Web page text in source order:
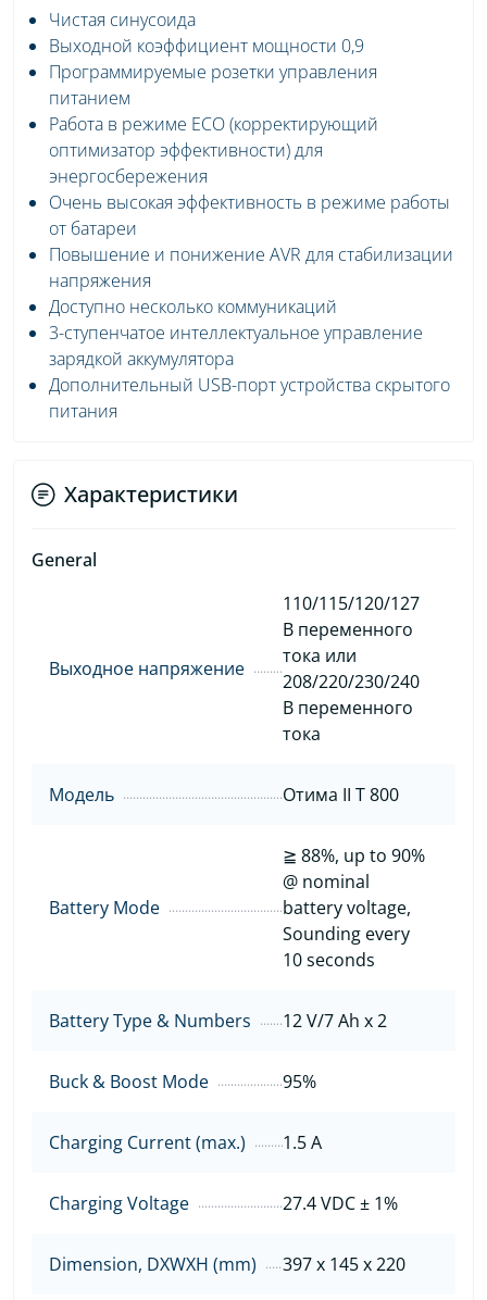
Чистая синусоида
Выходной коэффициент мощности 0,9
Программируемые розетки управления
питанием
Работа в режиме ECO (корректирующий
оптимизатор эффективности) для
энергосбережения
Очень высокая эффективность в режиме работы
от батареи
Повышение и понижение AVR для стабилизации
напряжения
Доступно несколько коммуникаций
3-ступенчатое интеллектуальное управление
зарядкой аккумулятора
Дополнительный USB-порт устройства скрытого
питания
Характеристики
General
Выходное напряжение
110/115/120/127
В переменного
тока или
208/220/230/240
В переменного
тока
Модель Отима II Т 800
Battery Mode
≧ 88%, up to 90%
@ nominal
battery voltage,
Sounding every
10 seconds
Battery Type & Numbers 12 V/7 Ah x 2
Buck & Boost Mode 95%
Charging Current (max.) 1.5 A
Charging Voltage 27.4 VDC ± 1%
Dimension, DXWXH (mm) 397 x 145 x 220